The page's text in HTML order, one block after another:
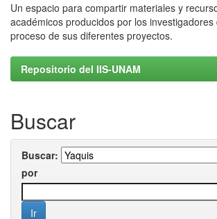
Un espacio para compartir materiales y
académicos producidos por los investigadores
proceso de sus diferentes proyectos.
Repositorio del IIS-UNAM
Buscar
Buscar:
por